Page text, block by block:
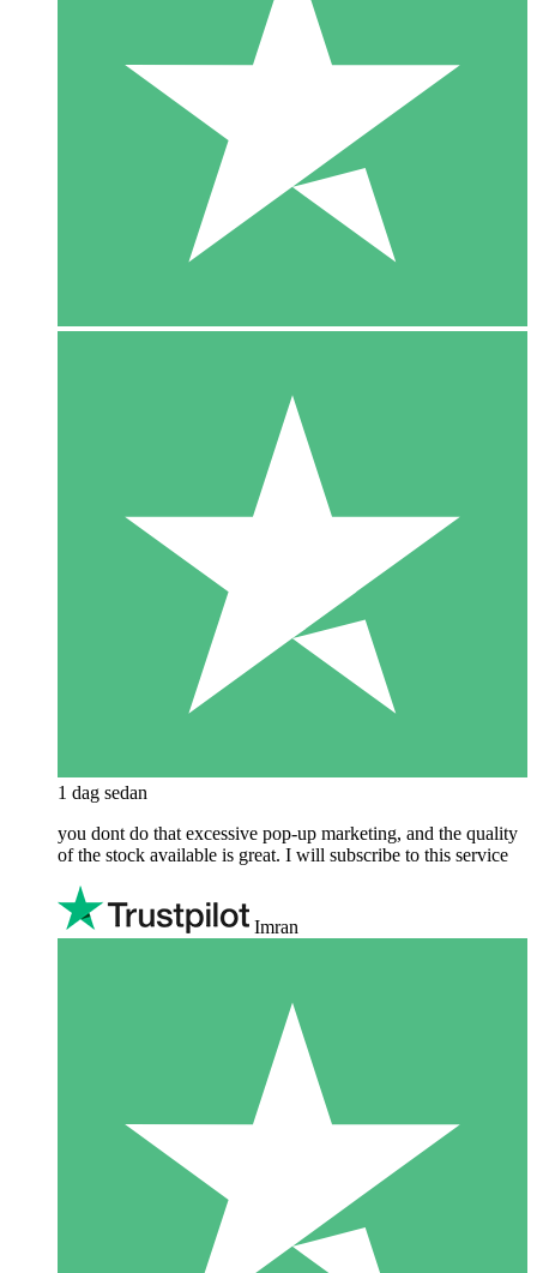
1 dag sedan
you dont do that excessive pop-up marketing, and the quality
of the stock available is great. I will subscribe to this service
Imran